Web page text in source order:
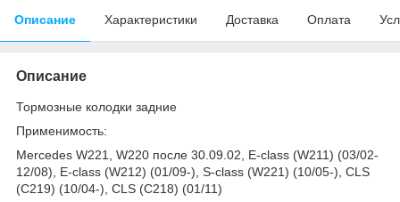
Описание Характеристики Доставка Оплата
Описание
Тормозные колодки задние
Применимость:
Mercedes W221, W220 после 30.09.02, E-class (W211) (03/02-
12/08), E-class (W212) (01/09-), S-class (W221) (10/05-), CLS
(C219) (10/04-), CLS (C218) (01/11)